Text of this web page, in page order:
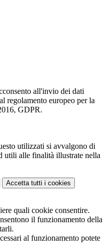
all'invio dei dati
regolamento europeo per la
GDPR.
utilizzati si avvalgono di
utili alle finalità illustrate nella
Accetta tutti i cookies
quali cookie consentire.
il funzionamento della
al funzionamento potete